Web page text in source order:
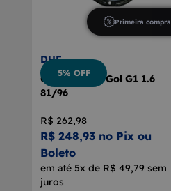
Primeira compra
DHF
Cárter Motor Gol G1 1.6
81/96
R$ 262,98
R$ 248,93 no Pix ou
Boleto
em até 5x de R$ 49,79 sem
juros
5% OFF